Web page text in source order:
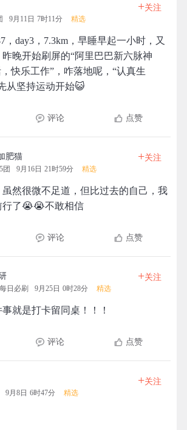
9月11日 7时11分 精选
+关注
，day3，7.3km，早睡早起一小时，又
晚开始刷屏的“阿里巴巴新六脉神
快乐工作”，咋落地呢，“认真生
从坚持运动开始😺
评论 点赞
肥猫
团 9月16日 21时59分 精选
+关注
然很微不足道，但比过去的自己，我
行了😭️😭️不敢相信
评论 点赞
日必刷 9月25日 0时28分 精选
+关注
就是打卡留同桌！！！
评论 点赞
9月8日 6时47分 精选
+关注